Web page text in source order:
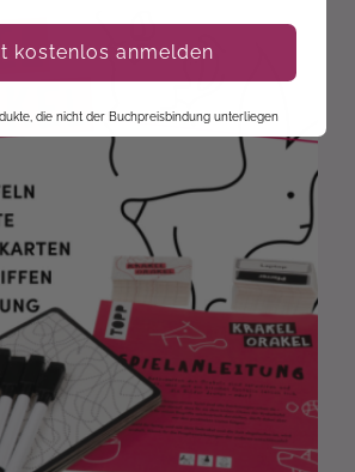
kostenlos anmelden
die nicht der Buchpreisbindung unterliegen